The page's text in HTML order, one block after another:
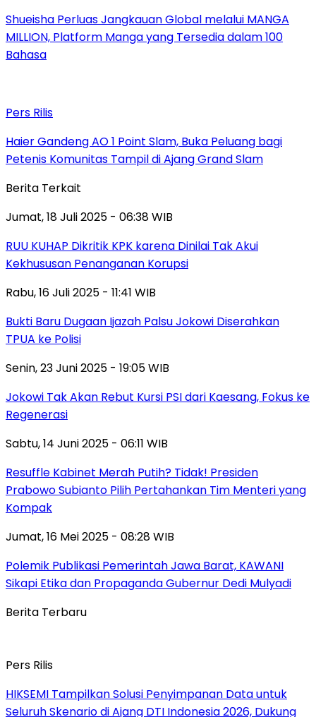
Shueisha Perluas Jangkauan Global melalui MANGA
MILLION, Platform Manga yang Tersedia dalam 100
Bahasa
Pers Rilis
Haier Gandeng AO 1 Point Slam, Buka Peluang bagi
Petenis Komunitas Tampil di Ajang Grand Slam
Berita Terkait
Jumat, 18 Juli 2025 - 06:38 WIB
RUU KUHAP Dikritik KPK karena Dinilai Tak Akui
Kekhususan Penanganan Korupsi
Rabu, 16 Juli 2025 - 11:41 WIB
Bukti Baru Dugaan Ijazah Palsu Jokowi Diserahkan
TPUA ke Polisi
Senin, 23 Juni 2025 - 19:05 WIB
Jokowi Tak Akan Rebut Kursi PSI dari Kaesang, Fokus ke
Regenerasi
Sabtu, 14 Juni 2025 - 06:11 WIB
Resuffle Kabinet Merah Putih? Tidak! Presiden
Prabowo Subianto Pilih Pertahankan Tim Menteri yang
Kompak
Jumat, 16 Mei 2025 - 08:28 WIB
Polemik Publikasi Pemerintah Jawa Barat, KAWANI
Sikapi Etika dan Propaganda Gubernur Dedi Mulyadi
Berita Terbaru
Pers Rilis
HIKSEMI Tampilkan Solusi Penyimpanan Data untuk
Seluruh Skenario di Ajang DTI Indonesia 2026, Dukung